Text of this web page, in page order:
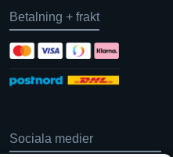
Betalning + frakt
Sociala medier